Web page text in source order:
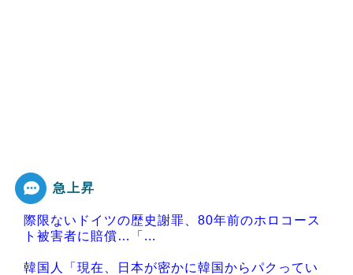
急上昇
際限ないドイツの歴史謝罪、80年前のホロコース
ト被害者に賠償…「...
韓国人「現在、日本が密かに韓国からパクってい